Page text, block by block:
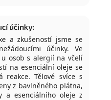
účinky:
a zkušeností jsme se
účinky. Ve
osob s alergií na včelí
na esenciální oleje se
reakce. Tělové svíce s
z bavlněného plátna,
a esenciálního oleje z